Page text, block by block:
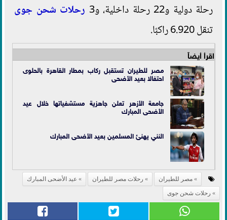
رحلة دولية و22 رحلة داخلية، و3
رحلات شحن جوى
تنقل 6.920 راكبًا.
اقرأ أيضاً
مصر للطيران تستقبل ركاب بمطار القاهرة بالحلوى
احتفالا بعيد الأضحى
جامعة الأزهر تعلن جاهزية مستشفياتها خلال عيد
الأضحى المبارك
النني يهنئ المسلمين بعيد الأضحى المبارك
مصر للطيران رحلات مصر للطيران
عيد الأضحى المبارك
رحلات شحن جوى